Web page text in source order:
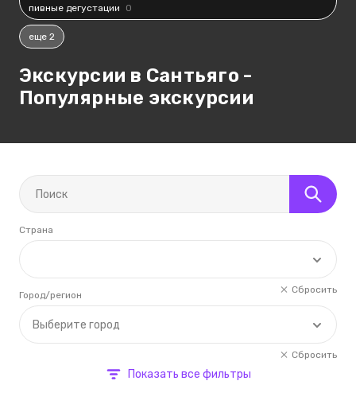
пивные дегустации
0
еще 2
Экскурсии в Сантьяго -
Популярные экскурсии
Страна
Сбросить
Выберите город
Город/регион
Сбросить
Показать все фильтры